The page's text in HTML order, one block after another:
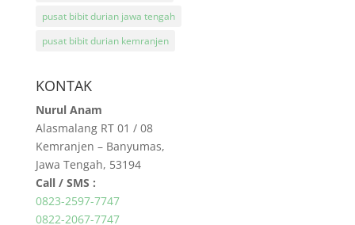
pusat bibit durian jawa tengah
pusat bibit durian kemranjen
KONTAK
Nurul Anam
Alasmalang RT 01 / 08
Kemranjen – Banyumas,
Jawa Tengah, 53194
Call / SMS :
0823-2597-7747
0822-2067-7747